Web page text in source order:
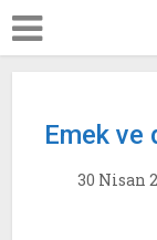
Emek ve
30 Nisan